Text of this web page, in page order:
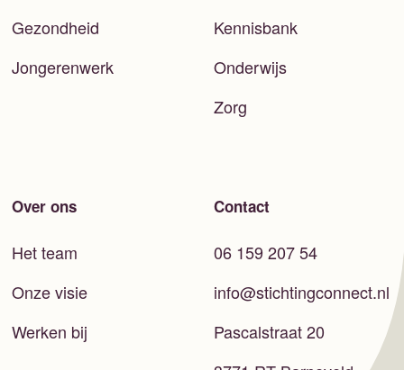
Gezondheid
Jongerenwerk
Kennisbank
Onderwijs
Zorg
Over ons
Het team
Onze visie
Werken bij
Contact
06 159 207 54
info@stichtingconnect.nl
Pascalstraat 20